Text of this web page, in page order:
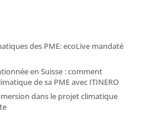
des PME: ecoLive mandaté
en Suisse : comment
de sa PME avec ITINERO
dans le projet climatique